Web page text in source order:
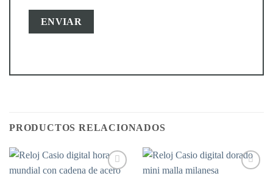
PRODUCTOS RELACIONADOS